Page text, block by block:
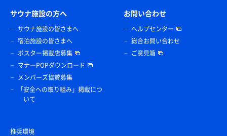
サウナ施設の方へ
サウナ施設の皆さまへ
宿泊施設の皆さまへ
ポスター掲載店募集
マナーPOPダウンロード
メンバーズ協賛募集
「安全への取り組み」掲載につ
いて
お問い合わせ
ヘルプセンター
総合お問い合わせ
ご意見箱
推奨環境